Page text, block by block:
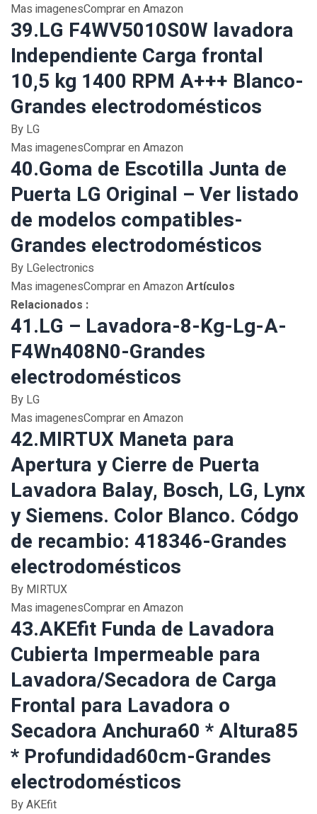
Mas imagenesComprar en Amazon
39.LG F4WV5010S0W lavadora
Independiente Carga frontal
10,5 kg 1400 RPM A+++ Blanco-
Grandes electrodomésticos
By LG
Mas imagenesComprar en Amazon
40.Goma de Escotilla Junta de
Puerta LG Original – Ver listado
de modelos compatibles-
Grandes electrodomésticos
By LGelectronics
Mas imagenesComprar en AmazonArtículos
Relacionados :
41.LG – Lavadora-8-Kg-Lg-A-
F4Wn408N0-Grandes
electrodomésticos
By LG
Mas imagenesComprar en Amazon
42.MIRTUX Maneta para
Apertura y Cierre de Puerta
Lavadora Balay, Bosch, LG, Lynx
y Siemens. Color Blanco. Códgo
de recambio: 418346-Grandes
electrodomésticos
By MIRTUX
Mas imagenesComprar en Amazon
43.AKEfit Funda de Lavadora
Cubierta Impermeable para
Lavadora/Secadora de Carga
Frontal para Lavadora o
Secadora Anchura60 * Altura85
* Profundidad60cm-Grandes
electrodomésticos
By AKEfit